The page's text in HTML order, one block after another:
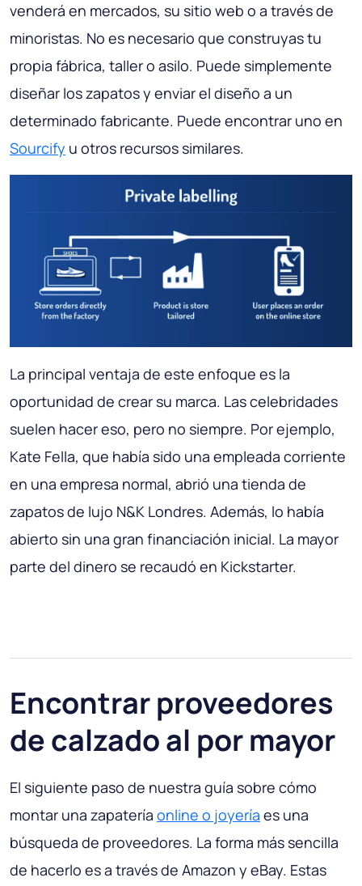
venderá en mercados, su sitio web o a través de
minoristas. No es necesario que construyas tu
propia fábrica, taller o asilo. Puede simplemente
diseñar los zapatos y enviar el diseño a un
determinado fabricante. Puede encontrar uno en
Sourcify u otros recursos similares.
La principal ventaja de este enfoque es la
oportunidad de crear su marca. Las celebridades
suelen hacer eso, pero no siempre. Por ejemplo,
Kate Fella, que había sido una empleada corriente
en una empresa normal, abrió una tienda de
zapatos de lujo N&K Londres. Además, lo había
abierto sin una gran financiación inicial. La mayor
parte del dinero se recaudó en Kickstarter.
Encontrar proveedores
de calzado al por mayor
El siguiente paso de nuestra guía sobre cómo
montar una zapatería online o joyería es una
búsqueda de proveedores. La forma más sencilla
de hacerlo es a través de Amazon y eBay. Estas